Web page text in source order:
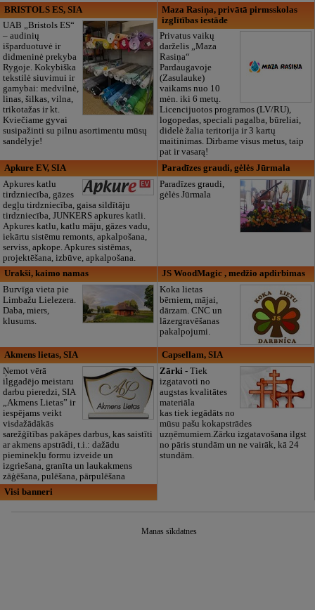
BRISTOLS ES, SIA
UAB „Bristols ES“
– audinių
išparduotuvė ir
didmeninė prekyba
Rygoje. Kokybiška
tekstilė siuvimui ir
gamybai: medvilnė,
linas, šilkas, vilna,
trikotažas ir kt.
Kviečiame gyvai
susipažinti su pilnu asortimentu mūsų
sandėlyje!
Maza Rasiņa, privātā pirmsskolas
izglītības iestāde
Privatus vaikų
darželis „Maza
Rasiņa“
Pardaugavoje
(Zasulauke)
vaikams nuo 10
mėn. iki 6 metų.
Licencijuotos programos (LV/RU),
logopedas, speciali pagalba, būreliai,
didelė žalia teritorija ir 3 kartų
maitinimas. Dirbame visus metus, taip
pat ir vasarą!
Apkure EV, SIA
Apkures katlu
tirdzniecība, gāzes
degļu tirdzniecība, gaisa sildītāju
tirdzniecība, JUNKERS apkures katli.
Apkures katlu, katlu māju, gāzes vadu,
iekārtu sistēmu remonts, apkalpošana,
serviss, apkope. Apkures sistēmas,
projektēšana, izbūve, apkalpošana.
Paradīzes graudi, gėlės Jūrmala
Paradīzes graudi,
gėlės Jūrmala
Urakši, kaimo namas
Burvīga vieta pie
Limbažu Lielezera.
Daba, miers,
klusums.
JS WoodMagic , medžio apdirbimas
Koka lietas
bērniem, mājai,
dārzam. CNC un
lāzergravēšanas
pakalpojumi.
Akmens lietas, SIA
Ņemot vērā
ilggadējo meistaru
darbu pieredzi, SIA
„Akmens Lietas” ir
iespējams veikt
visdažādākās
sarežģītības pakāpes darbus, kas saistīti
ar akmens apstrādi, t.i.: dažādu
pieminekļu formu izveide un
izgriešana, granīta un laukakmens
zāģēšana, pulēšana, pārpulēšana
Capsellam, SIA
Zārki -Tiek
izgatavoti no
augstas kvalitātes
materiāla
kas tiek iegādāts no
mūsu pašu kokapstrādes
uzņēmumiem.Zārku izgatavošana ilgst
no pāris stundām un ne vairāk, kā 24
stundām.
Visi banneri
Manas sīkdatnes